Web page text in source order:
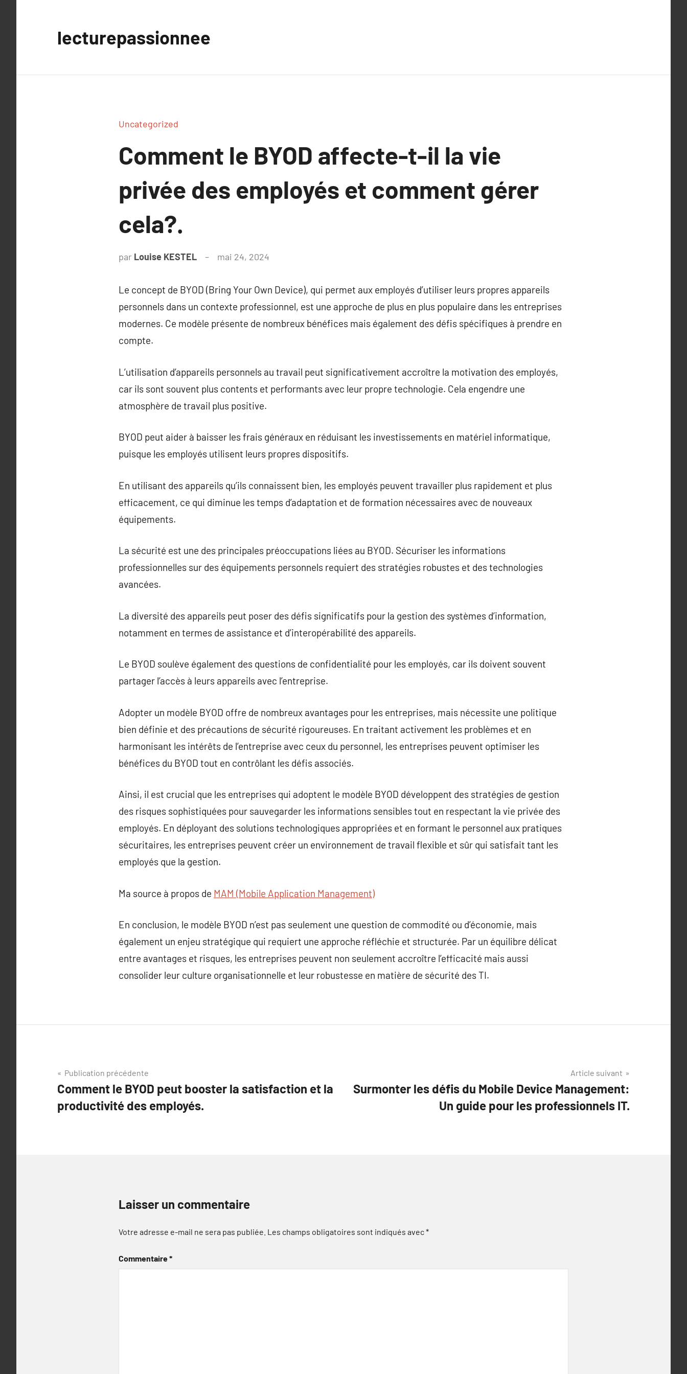
lecturepassionnee
Uncategorized
Comment le BYOD affecte-t-il la vie
privée des employés et comment gérer
cela?.
par Louise KESTEL mai 24, 2024
Le concept de BYOD (Bring Your Own Device), qui permet aux employés d’utiliser leurs propres appareils
personnels dans un contexte professionnel, est une approche de plus en plus populaire dans les entreprises
modernes. Ce modèle présente de nombreux bénéfices mais également des défis spécifiques à prendre en
compte.
L’utilisation d’appareils personnels au travail peut significativement accroître la motivation des employés,
car ils sont souvent plus contents et performants avec leur propre technologie. Cela engendre une
atmosphère de travail plus positive.
BYOD peut aider à baisser les frais généraux en réduisant les investissements en matériel informatique,
puisque les employés utilisent leurs propres dispositifs.
En utilisant des appareils qu’ils connaissent bien, les employés peuvent travailler plus rapidement et plus
efficacement, ce qui diminue les temps d’adaptation et de formation nécessaires avec de nouveaux
équipements.
La sécurité est une des principales préoccupations liées au BYOD. Sécuriser les informations
professionnelles sur des équipements personnels requiert des stratégies robustes et des technologies
avancées.
La diversité des appareils peut poser des défis significatifs pour la gestion des systèmes d’information,
notamment en termes de assistance et d’interopérabilité des appareils.
Le BYOD soulève également des questions de confidentialité pour les employés, car ils doivent souvent
partager l’accès à leurs appareils avec l’entreprise.
Adopter un modèle BYOD offre de nombreux avantages pour les entreprises, mais nécessite une politique
bien définie et des précautions de sécurité rigoureuses. En traitant activement les problèmes et en
harmonisant les intérêts de l’entreprise avec ceux du personnel, les entreprises peuvent optimiser les
bénéfices du BYOD tout en contrôlant les défis associés.
Ainsi, il est crucial que les entreprises qui adoptent le modèle BYOD développent des stratégies de gestion
des risques sophistiquées pour sauvegarder les informations sensibles tout en respectant la vie privée des
employés. En déployant des solutions technologiques appropriées et en formant le personnel aux pratiques
sécuritaires, les entreprises peuvent créer un environnement de travail flexible et sûr qui satisfait tant les
employés que la gestion.
Ma source à propos de MAM (Mobile Application Management)
En conclusion, le modèle BYOD n’est pas seulement une question de commodité ou d’économie, mais
également un enjeu stratégique qui requiert une approche réfléchie et structurée. Par un équilibre délicat
entre avantages et risques, les entreprises peuvent non seulement accroître l’efficacité mais aussi
consolider leur culture organisationnelle et leur robustesse en matière de sécurité des TI.
Navigation
de
l’article
Publication précédente
Comment le BYOD peut booster la satisfaction et la
productivité des employés.
Article suivant
Surmonter les défis du Mobile Device Management:
Un guide pour les professionnels IT.
Laisser un commentaire
Votre adresse e-mail ne sera pas publiée. Les champs obligatoires sont indiqués avec*
Commentaire*